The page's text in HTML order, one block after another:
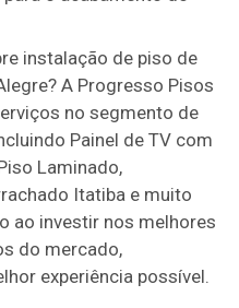
instalação de piso de
A Progresso Pisos
no segmento de
Painel de TV com
Laminado,
Itatiba e muito
ao investir nos melhores
do mercado,
experiência possível.